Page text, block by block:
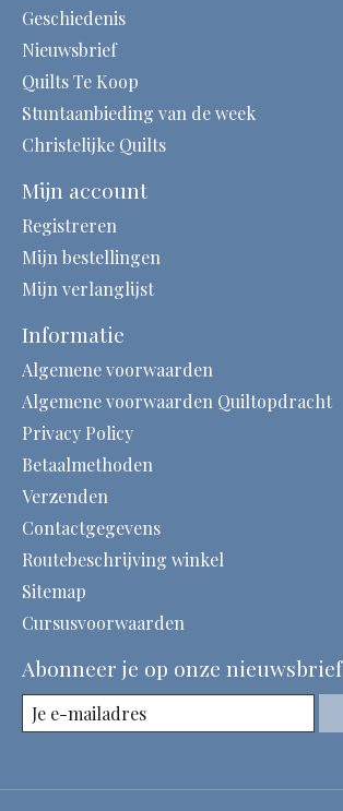
Geschiedenis
Nieuwsbrief
Quilts Te Koop
Stuntaanbieding van de week
Christelijke Quilts
Mijn account
Registreren
Mijn bestellingen
Mijn verlanglijst
Informatie
Algemene voorwaarden
Algemene voorwaarden Quiltopdracht
Privacy Policy
Betaalmethoden
Verzenden
Contactgegevens
Routebeschrijving winkel
Sitemap
Cursusvoorwaarden
Abonneer je op onze nieuwsbrief